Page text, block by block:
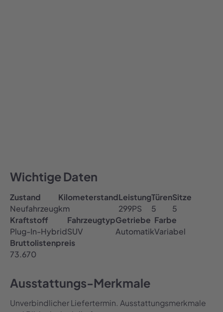
Wichtige Daten
Zustand
Neufahrzeug
Kilometerstand
km
Leistung
299PS
Türen
5
Sitze
5
Kraftstoff
Plug-In-Hybrid
Fahrzeugtyp
SUV
Getriebe
Automatik
Farbe
Variabel
Bruttolistenpreis
73.670
Ausstattungs-Merkmale
Unverbindlicher Liefertermin. Ausstattungsmerkmale